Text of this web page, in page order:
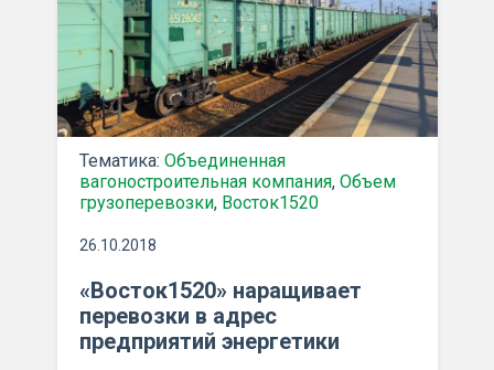
Тематика: Объединенная
вагоностроительная компания, Объем
грузоперевозки, Восток1520
26.10.2018
«Восток1520» наращивает
перевозки в адрес
предприятий энергетики